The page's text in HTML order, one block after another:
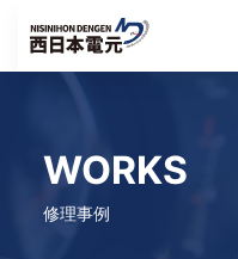
WORKS
修理事例